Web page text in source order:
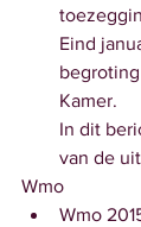
Eind
Kamer.
In dit
van de
Wmo
Wmo